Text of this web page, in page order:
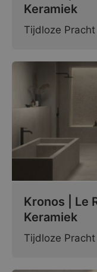
Keramiek
Tijdloze
Kronos | Le
Keramiek
Tijdloze